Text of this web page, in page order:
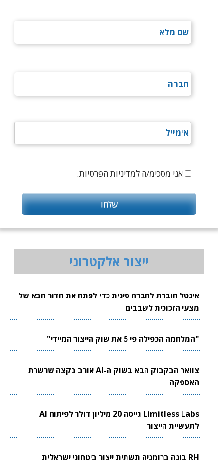
אני מסכימ/ה למדיניות הפרטיות.
ייצור אלקטרוני
אינטל חוברת לחברה סינית כדי לפתח את הדור הבא של
מצעי הזכוכית לשבבים
"המלחמה הכפילה פי 5 את שוק הייצור המיידי"
צוואר הבקבוק הבא בשוק ה-AI אורב בקצה שרשרת
האספקה
Limitless Labs גייסה 20 מיליון דולר לפיתוח AI
לתעשיית הייצור
RH בונה ברומניה תשתית ייצור ביטחוני ישראלית